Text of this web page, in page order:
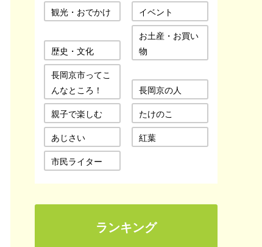
観光・おでかけ
イベント
歴史・文化
お土産・お買い
物
長岡京市ってこ
んなところ！
長岡京の人
親子で楽しむ
たけのこ
あじさい
紅葉
市民ライター
ランキング